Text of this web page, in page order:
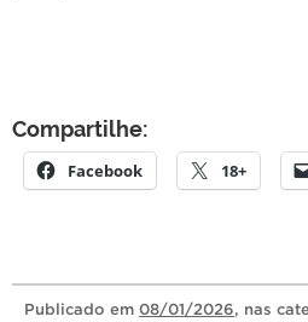
Compartilhe:
Facebook 18+
Publicado em 08/01/2026, nas